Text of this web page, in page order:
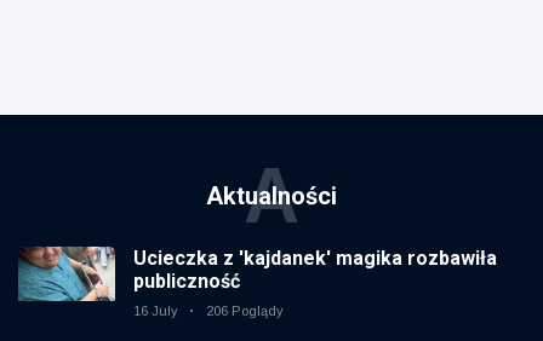
Aktualności
A
Ucieczka z 'kajdanek' magika rozbawiła
publiczność
16 July 206 Poglądy